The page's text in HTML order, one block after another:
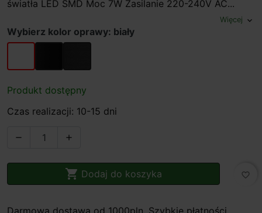
światła LED SMD Moc 7W Zasilanie 220-240V AC...
Więcej expand_more
Wybierz kolor oprawy: biały
biały czarnyantracyt
Produkt dostępny
Czas realizacji: 10-15 dni
 
 Dodaj do koszyka favorite_border
Darmowa dostawa od 1000pln. Szybkie płatności